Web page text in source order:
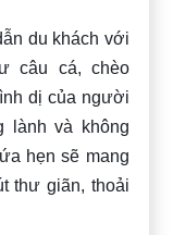
du khách với
câu cá, chèo
dị của người
lành và không
hẹn sẽ mang
thư giãn, thoải